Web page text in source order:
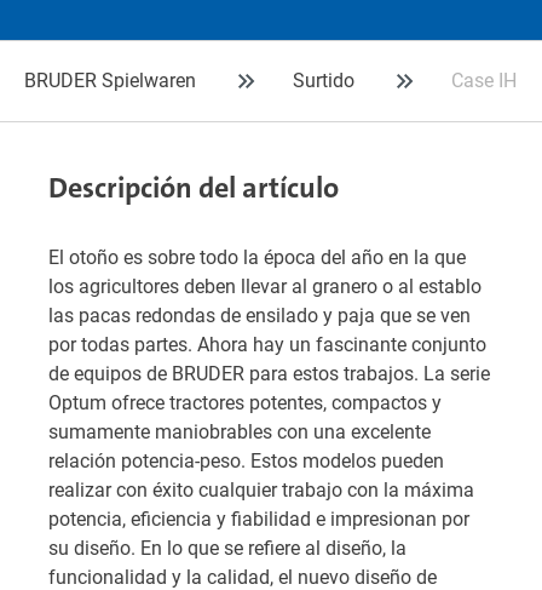
BRUDER Spielwaren Surtido Case IH
Descripción del artículo
El otoño es sobre todo la época del año en la que
los agricultores deben llevar al granero o al establo
las pacas redondas de ensilado y paja que se ven
por todas partes. Ahora hay un fascinante conjunto
de equipos de BRUDER para estos trabajos. La serie
Optum ofrece tractores potentes, compactos y
sumamente maniobrables con una excelente
relación potencia-peso. Estos modelos pueden
realizar con éxito cualquier trabajo con la máxima
potencia, eficiencia y fiabilidad e impresionan por
su diseño. En lo que se refiere al diseño, la
funcionalidad y la calidad, el nuevo diseño de